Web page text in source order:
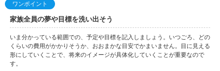
ワンポイント
家族全員の夢や目標を洗い出そう
いま分かっている範囲での、予定や目標を記入しましょう。いつごろ、どの
くらいの費用がかかりそうか、おおまかな目安でかまいません。目に見える
形にしていくことで、将来のイメージが具体化していくことが重要なので
す。